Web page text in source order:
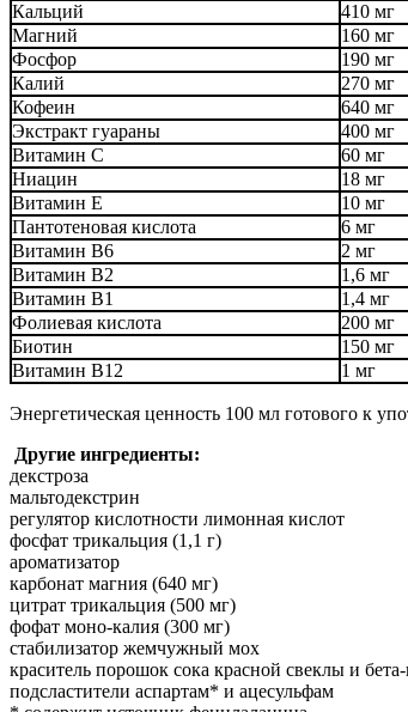
Кальций
410 мг
Магний
160 мг
Фосфор
190 мг
Калий
270 мг
Кофеин
640 мг
Экстракт гуараны
400 мг
Витамин С
60 мг
Ниацин
18 мг
Витамин E
10 мг
Пантотеновая кислота
6 мг
Витамин B6
2 мг
Витамин B2
1,6 мг
Витамин B1
1,4 мг
Фолиевая кислота
200 мг
Биотин
150 мг
Витамин B12
1 мг
Энергетическая ценность 100 мл готового к
Другие ингредиенты:
декстроза
мальтодекстрин
регулятор кислотности лимонная кислот
фосфат трикальция (1,1 г)
ароматизатор
карбонат магния (640 мг)
цитрат трикальция (500 мг)
фофат моно-калия (300 мг)
стабилизатор жемчужный мох
краситель порошок сока красной свеклы и
подсластители аспартам* и ацесульфам